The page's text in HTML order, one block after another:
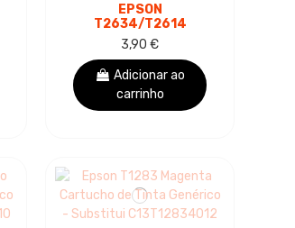
EPSON
T2634/T2614
(26XL) AMARELO
CARTUCHO DE TINTA
GENÉRICO -
SUBSTITUI...
3,90 €
Adicionar ao
carrinho